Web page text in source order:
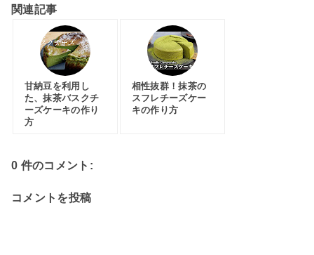
関連記事
甘納豆を利用し
た、抹茶バスクチ
ーズケーキの作り
方
相性抜群！抹茶の
スフレチーズケー
キの作り方
0 件のコメント:
コメントを投稿